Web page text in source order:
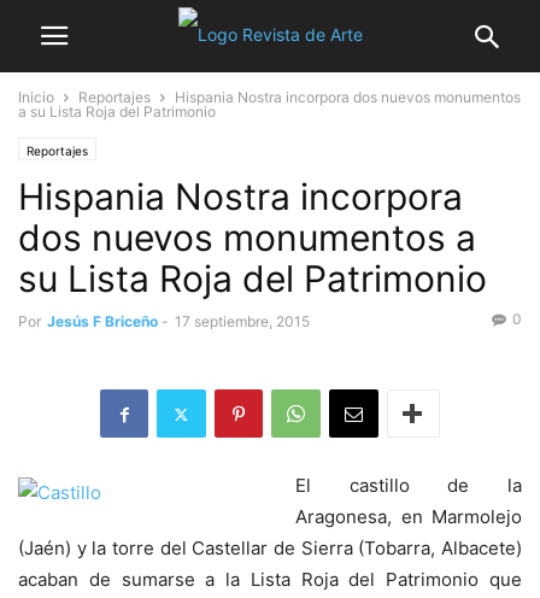
Inicio Reportajes
Hispania Nostra incorpora dos nuevos monumentos
a su Lista Roja del Patrimonio
Reportajes
Hispania Nostra incorpora
dos nuevos monumentos a
su Lista Roja del Patrimonio
Por Jesús F Briceño - 17 septiembre, 2015 0
El castillo de la
Aragonesa, en Marmolejo
(Jaén) y la torre del Castellar de Sierra (Tobarra, Albacete)
acaban de sumarse a la Lista Roja del Patrimonio que